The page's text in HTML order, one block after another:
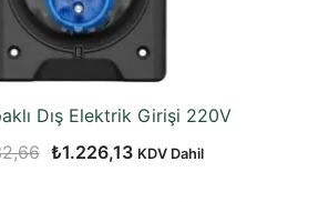
Dış Elektrik Girişi 220V
Orijinal
₺1.226,13Şu
KDV Dahil